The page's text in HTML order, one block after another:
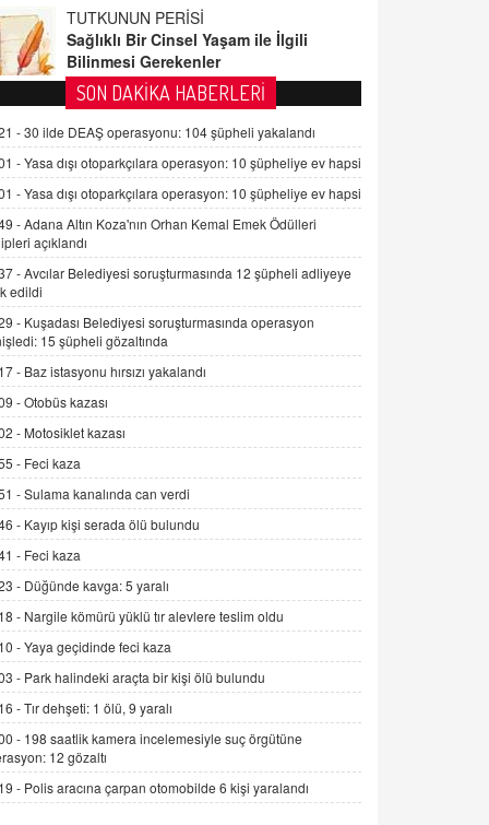
Bilinmesi Gerekenler
08.11.2024 13:16
FARUK ÖNALAN
Tezkere Onaylanmasaydı…
2 Kasım 2021 Salı 00:11
AV. DOĞAN CAN DOĞAN
Kişisel verilerin korunması ve dijital
hukukun gelişimi
15.09.2025 16:17
SEHER EREK
Kış Ayları Geldi, Hangi Önlemler
Alınmalı?
9.12.2025 10:11
İNCİ GÜL AKÖL
Trump Keşke Adana'yı da Ziyaret Etse...
06.07.2026 13:00
ADEM AKÖL
Esed Destekçilerinin Yüzüne Vurulan
Şamar: Sednaya
11.12.2024 12:30
DR. EKREM ASLAN
Gerçek Ne, Algı Ne? "Beraber
Yürüyoruz" Cümlesinin Peşinden
19.07.2025 12:45
GÖNÜL MENEKŞE
Şifacının Yolu
04.11.2025 12:56
SON DAKİKA HABERLERİ
-30 ilde DEAŞ operasyonu: 104 şüpheli yakalandı
-Yasa dışı otoparkçılara operasyon: 10 şüpheliye ev hapsi
-Yasa dışı otoparkçılara operasyon: 10 şüpheliye ev hapsi
-Adana Altın Koza'nın Orhan Kemal Emek Ödülleri
açıklandı
-Avcılar Belediyesi soruşturmasında 12 şüpheli adliyeye
edildi
- Kuşadası Belediyesi soruşturmasında operasyon
15 şüpheli gözaltında
- Baz istasyonu hırsızı yakalandı
-Otobüs kazası
- Motosiklet kazası
- Feci kaza
-Sulama kanalında can verdi
- Kayıp kişi serada ölü bulundu
- Feci kaza
- Düğünde kavga: 5 yaralı
- Nargile kömürü yüklü tır alevlere teslim oldu
-Yaya geçidinde feci kaza
- Park halindeki araçta bir kişi ölü bulundu
-Tır dehşeti: 1 ölü, 9 yaralı
- 198 saatlik kamera incelemesiyle suç örgütüne
12 gözaltı
- Polis aracına çarpan otomobilde 6 kişi yaralandı